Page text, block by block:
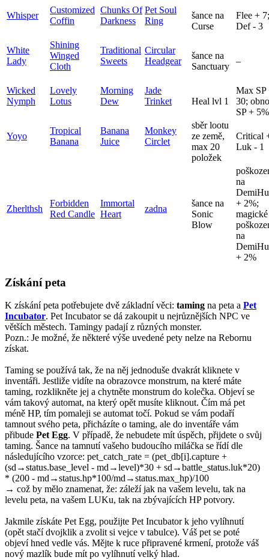
Whisper
Customized
Coffin
Chunks Of
Darkness
Pet Soul
Ring
šance na
Curse
Flee + 7;
Def - 3
White
Lady
Shining
Winged
Cloth
Traditional
Sweets
Circular
Headgear
šance na
Sanctuary
–
Wicked
Nymph
Lovely
Lotus
Morning
Dew
Jade
Trinket
Heal lvl 1
Max SP
30;
SP + 5%
Yoyo
Tropical
Banana
Banana
Juice
Monkey
Circlet
sběr lootu
ze země,
max 20
položek
Critical
Luk - 1
Zherlthsh
Forbidden
Red Candle
Immortal
Heart
zadna
šance na
Sonic
Blow
na
+ 2%;
magické
na
+ 2%
Získání peta
K získání peta potřebujete dvě základní věci: taming na peta a Pet
Incubator. Pet Incubator se dá zakoupit u nejrůznějších NPC ve
větších městech. Tamingy padají z různých monster.
Pozn.: Je možné, že některé výše uvedené pety nelze na Rebornu
získat.
Taming se používá tak, že na něj jednoduše dvakrát kliknete v
inventáři. Jestliže vidíte na obrazovce monstrum, na které máte
taming, rozklikněte jej a chytněte monstrum do kolečka. Objeví se
vám takový automat, na který opět musíte kliknout. Čím má pet
méně HP, tím pomaleji se automat točí. Pokud se vám podaří
tamnout svého peta, přicházíte o taming, ale do inventáře vám
přibude Pet Egg. V případě, že nebudete mít úspěch, přijdete o svůj
taming. Šance na tamnutí vašeho budoucího miláčka se řídí dle
následujícího vzorce: pet_catch_rate = (pet_db[i].capture +
(sd→status.base_level - md→level)*30 + sd→battle_status.luk*20)
* (200 - md→status.hp*100/md→status.max_hp)/100
→ což by mělo znamenat, že: záleží jak na vašem levelu, tak na
levelu peta, na vašem LUKu, tak na zbývajících HP potvory.
Jakmile získáte Pet Egg, použijte Pet Incubator k jeho vylíhnutí
(opět stačí dvojklik a zvolit si vejce v tabulce). Váš pet se poté
objeví hned vedle vás. Mějte k ruce připravené krmení, protože váš
nový mazlík bude mít po vylíhnutí velký hlad.